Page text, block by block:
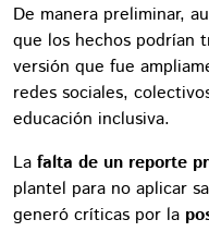
De manera preliminar,
que los hechos podrían
versión que fue
redes sociales,
educación inclusiva.
La falta de un reporte
plantel para no aplicar
generó críticas por la